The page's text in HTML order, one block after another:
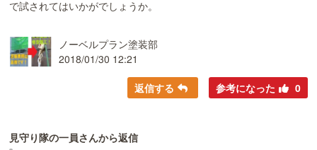
で試されてはいかがでしょうか。
ノーベルプラン塗装部
2018/01/30 12:21
返信する 参考になった 0
見守り隊の一員さんから返信